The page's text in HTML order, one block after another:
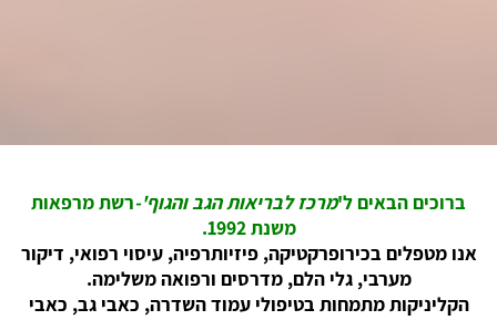
ברוכים הבאים ל'מרכז לבריאות הגב והגוף'-רשת מרפאות
משנת 1992.
אנו מטפלים בכירופרקטיקה, פיזיותרפיה, עיסוי רפואי, דיקור
מערבי, גלי הלם, מדרסים ורפואה משלימה.
הקליניקות מתמחות בטיפולי עמוד השדרה, כאבי גב, כאבי